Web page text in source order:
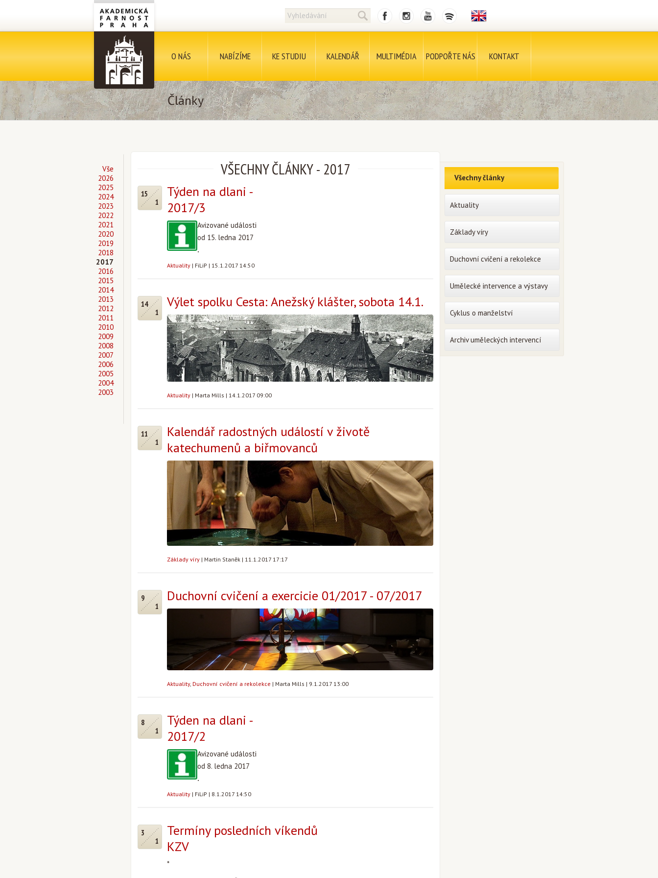
O NÁS NABÍZÍME KE STUDIU KALENDÁŘ MULTIMÉDIA PODPOŘTE NÁS KONTAKT
Články
Vše
2026
2025
2024
2023
2022
2021
2020
2019
2018
2017
2016
2015
2014
2013
2012
2011
2010
2009
2008
2007
2006
2005
2004
2003
VŠECHNY ČLÁNKY- 2017
15
1
Týden na dlani -
2017/3
Avizované události
od 15. ledna 2017
.
Aktuality | FiLiP | 15.1.2017 14:50
14
1
Výlet spolku Cesta: Anežský klášter, sobota 14.1.
Aktuality | Marta Mills | 14.1.2017 09:00
11
1
Kalendář radostných událostí v životě
katechumenů a biřmovanců
Základy víry | Martin Staněk | 11.1.2017 17:17
9
1
Duchovní cvičení a exercicie 01/2017 - 07/2017
Aktuality, Duchovní cvičení a rekolekce | Marta Mills | 9.1.2017 13:00
8
1
Týden na dlani -
2017/2
Avizované události
od 8. ledna 2017
.
Aktuality | FiLiP | 8.1.2017 14:50
3
1
Termíny posledních víkendů
KZV
*
Všechny články
Aktuality
Základy víry
Duchovní cvičení a rekolekce
Umělecké intervence a výstavy
Cyklus o manželství
Archiv uměleckých intervencí